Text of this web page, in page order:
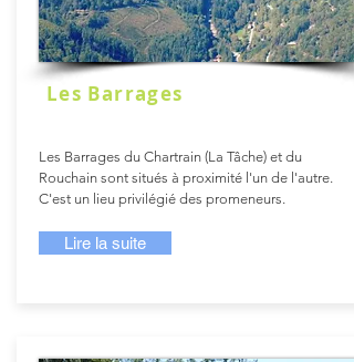
Les Barrages
Les Barrages du Chartrain (La Tâche) et du
Rouchain sont situés à proximité l'un de l'autre.
C'est un lieu privilégié des promeneurs.
Lire la suite